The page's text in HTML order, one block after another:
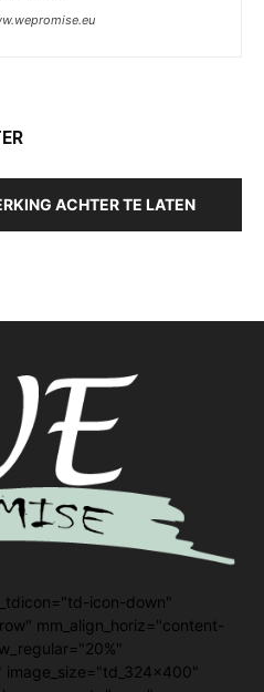
ACHTER TE LATEN
icon-down"
mm_align_horiz="content-
image_size="td_324x400"